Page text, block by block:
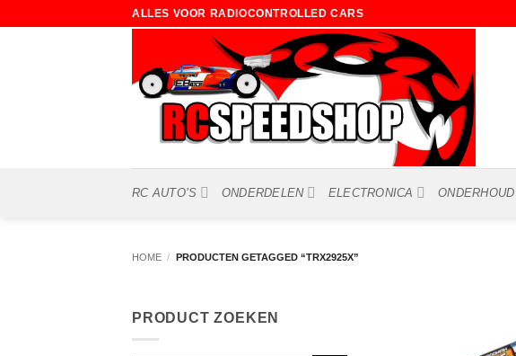
ALLES VOOR RADIOCONTROLLED CARS
RC AUTO’S ONDERDELEN ELECTRONICA ONDERHOUD
HOME / PRODUCTEN GETAGGED “TRX2925X”
PRODUCT ZOEKEN